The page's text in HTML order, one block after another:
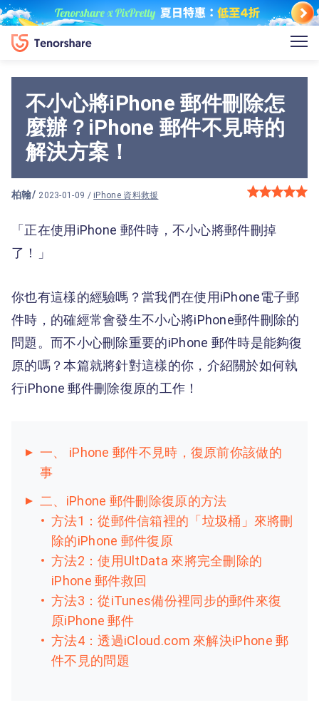
不小心將iPhone 郵件刪除怎
麼辦？iPhone 郵件不見時的
解決方案！
柏翰/ 2023-01-09 / iPhone 資料救援
「正在使用iPhone 郵件時，不小心將郵件刪掉
了！」
你也有這樣的經驗嗎？當我們在使用iPhone電子郵
件時，的確經常會發生不小心將iPhone郵件刪除的
問題。而不小心刪除重要的iPhone 郵件時是能夠復
原的嗎？本篇就將針對這樣的你，介紹關於如何執
行iPhone 郵件刪除復原的工作！
一、 iPhone 郵件不見時，復原前你該做的
事
二、iPhone 郵件刪除復原的方法
方法1：從郵件信箱裡的「垃圾桶」來將刪
除的iPhone 郵件復原
方法2：使用UltData 來將完全刪除的
iPhone 郵件救回
方法3：從iTunes備份裡同步的郵件來復
原iPhone 郵件
方法4：透過iCloud.com 來解決iPhone 郵
件不見的問題